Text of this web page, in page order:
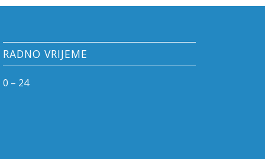
RADNO VRIJEME
0 – 24